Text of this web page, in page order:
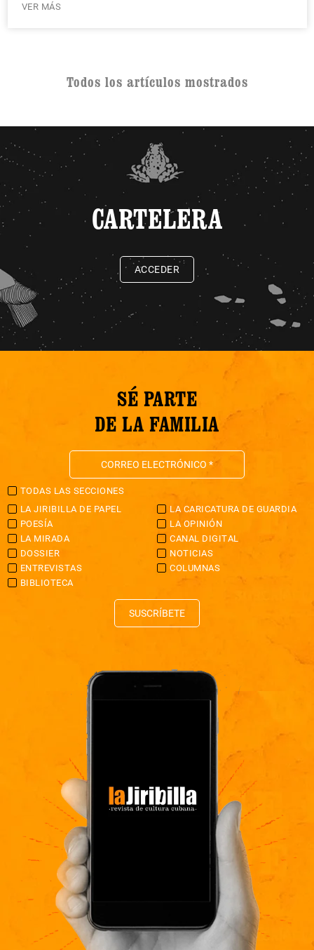
VER MÁS
Todos los artículos mostrados
CARTELERA
ACCEDER
SÉ PARTE
DE LA FAMILIA
TODAS LAS SECCIONES
LA JIRIBILLA DE PAPEL
LA CARICATURA DE GUARDIA
POESÍA
LA OPINIÓN
LA MIRADA
CANAL DIGITAL
DOSSIER
NOTICIAS
ENTREVISTAS
COLUMNAS
BIBLIOTECA
SUSCRÍBETE